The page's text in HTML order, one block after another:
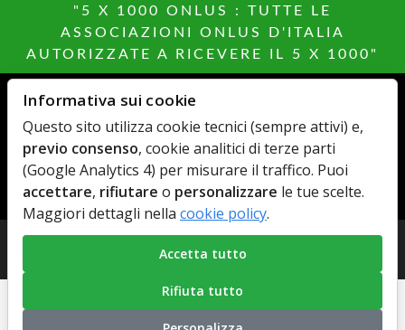
"5 X 1000 ONLUS : TUTTE LE
ASSOCIAZIONI ONLUS D'ITALIA
AUTORIZZATE A RICEVERE IL 5 X 1000"
Altri siti del Network
Agenzie Immobiliari MillionEuroHomePage.it
Hotels Italia Di chi Ã¨
Elenco Farmaci AdCapital
MediacareFibra
© Copyright 2026 AdCapital S.r.L. - P.Iva: IT11372821006 -
Privacy Policy- Cookie Policy
Informativa sui cookie
Questo sito utilizza cookie tecnici (sempre attivi) e,
previo consenso, cookie analitici di terze parti
(Google Analytics 4) per misurare il traffico. Puoi
accettare, rifiutare o personalizzare le tue scelte.
Maggiori dettagli nella cookie policy.
Accetta tutto
Rifiuta tutto